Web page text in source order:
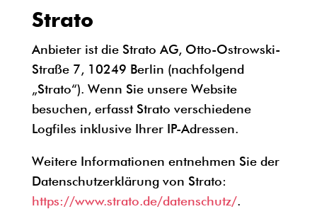
Strato
Anbieter ist die Strato AG, Otto-Ostrowski-
Straße 7, 10249 Berlin (nachfolgend
„Strato“). Wenn Sie unsere Website
besuchen, erfasst Strato verschiedene
Logfiles inklusive Ihrer IP-Adressen.
Weitere Informationen entnehmen Sie der
Datenschutzerklärung von Strato:
https://www.strato.de/datenschutz/.